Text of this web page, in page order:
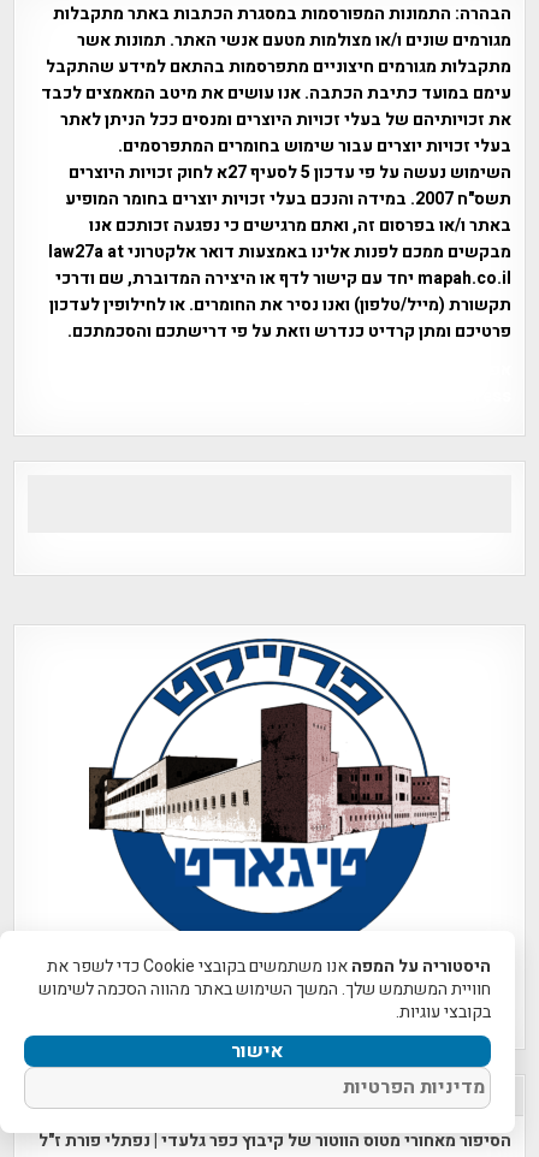
הבהרה: התמונות המפורסמות במסגרת הכתבות באתר מתקבלות
מגורמים שונים ו/או מצולמות מטעם אנשי האתר. תמונות אשר
מתקבלות מגורמים חיצוניים מתפרסמות בהתאם למידע שהתקבל
עימם במועד כתיבת הכתבה. אנו עושים את מיטב המאמצים לכבד
את זכויותיהם של בעלי זכויות היוצרים ומנסים ככל הניתן לאתר
בעלי זכויות יוצרים עבור שימוש בחומרים המתפרסמים.
השימוש נעשה על פי עדכון 5 לסעיף 27א לחוק זכויות היוצרים
תשס"ח 2007. במידה והנכם בעלי זכויות יוצרים בחומר המופיע
באתר ו/או בפרסום זה, ואתם מרגישים כי נפגעה זכותכם אנו
מבקשים ממכם לפנות אלינו באמצעות דואר אלקטרוני law27a at
mapah.co.il יחד עם קישור לדף או היצירה המדוברת, שם ודרכי
תקשורת (מייל/טלפון) ואנו נסיר את החומרים. או לחילופין לעדכון
פרטיכם ומתן קרדיט כנדרש וזאת על פי דרישתכם והסכמתכם.
הפרסומים האחרונים
הסיפור מאחורי מטוס הווטור של קיבוץ כפר גלעדי | נפתלי פורת ז"ל
היסטוריה על המפה
אנו משתמשים בקובצי Cookie כדי לשפר את
חוויית המשתמש שלך. המשך השימוש באתר מהווה הסכמה לשימוש
בקובצי עוגיות.
אישור
מדיניות הפרטיות